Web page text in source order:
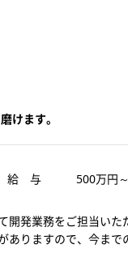
けます。
給 与 500万円～
開発業務をご担当い
ありますので、今まで